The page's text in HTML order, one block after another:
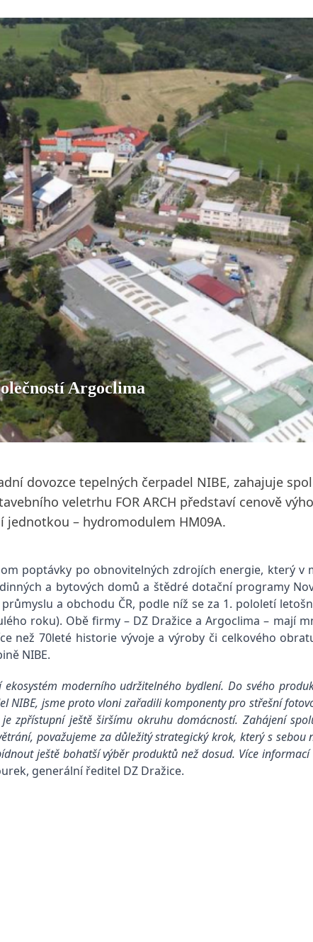
Argoclima
dovozce tepelných čerpadel NIBE, zahajuje
veletrhu FOR ARCH představí cenově
– hydromodulem HM09A.
poptávky po obnovitelných zdrojích energie, který v
a bytových domů a štědré dotační programy
a obchodu ČR, podle níž se za 1. pololetí
roku). Obě firmy – DZ Dražice a Argoclima – mají
než 70leté historie vývoje a výroby či celkového
NIBE.
moderního udržitelného bydlení. Do svého
NIBE, jsme proto vloni zařadili komponenty pro střešní
zpřístupní ještě širšímu okruhu domácností. Zahájení
považujeme za důležitý strategický krok, který s sebou
ještě bohatší výběr produktů než dosud. Více
generální ředitel DZ Dražice.